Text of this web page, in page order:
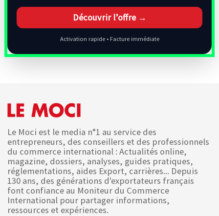
Découvrir l’offre →
Activation rapide • Facture immédiate
Le Moci est le media n°1 au service des
entrepreneurs, des conseillers et des professionnels
du commerce international : Actualités online,
magazine, dossiers, analyses, guides pratiques,
réglementations, aides Export, carrières... Depuis
130 ans, des générations d'exportateurs français
font confiance au Moniteur du Commerce
International pour partager informations,
ressources et expériences.